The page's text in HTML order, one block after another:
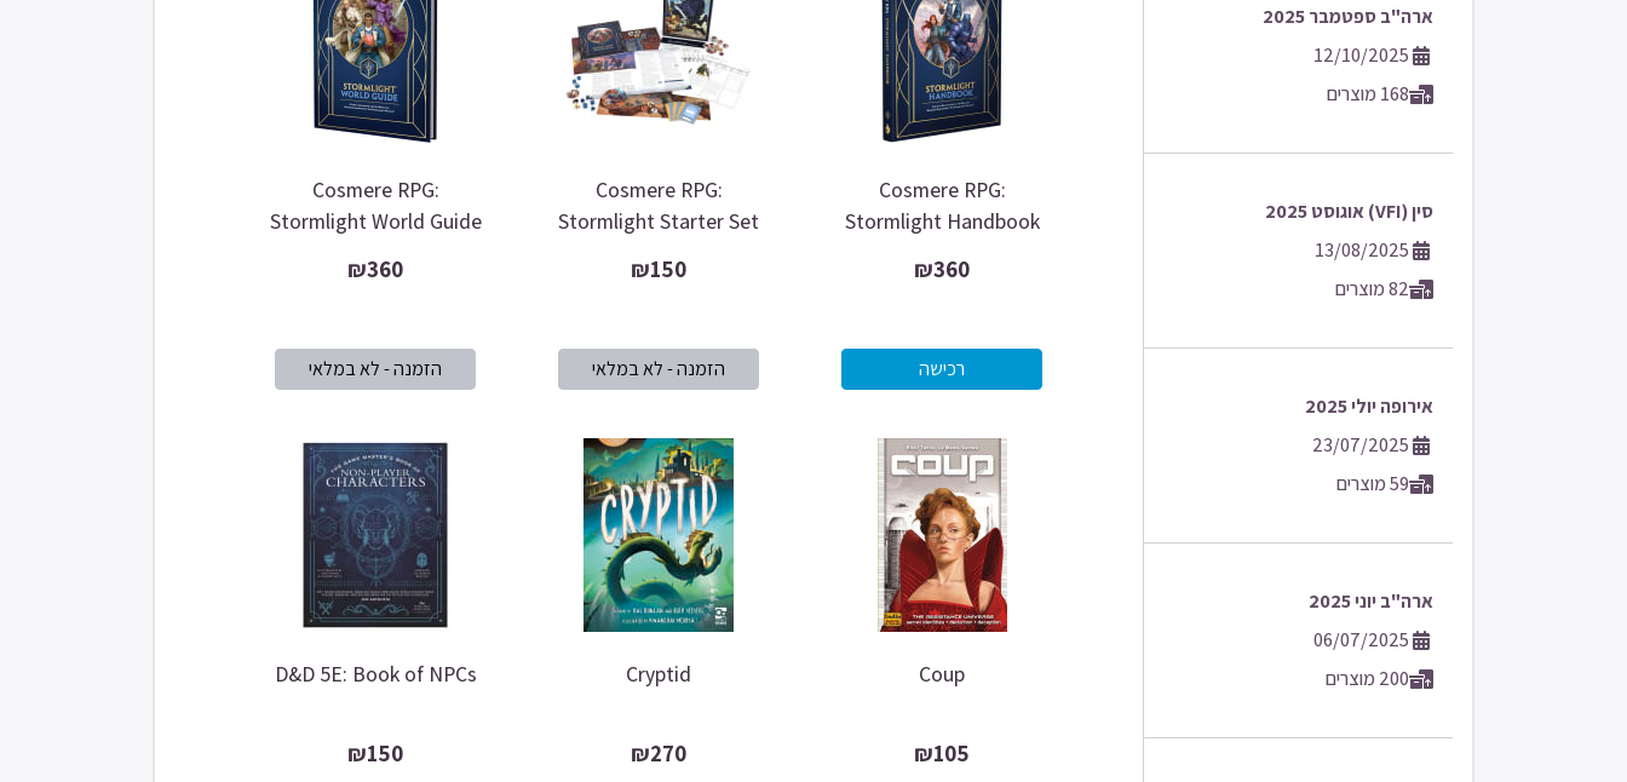
ארה"ב ספטמבר 2025
12/10/2025
168 מוצרים
סין (VFI) אוגוסט 2025
13/08/2025
82 מוצרים
אירופה יולי 2025
23/07/2025
59 מוצרים
ארה"ב יוני 2025
06/07/2025
200 מוצרים
Cosmere RPG:
Stormlight Handbook
₪360
Cosmere RPG:
Stormlight Starter Set
₪150
Cosmere RPG:
Stormlight World Guide
₪360
Coup
₪105
Cryptid
₪270
D&D 5E: Book of NPCs
₪150